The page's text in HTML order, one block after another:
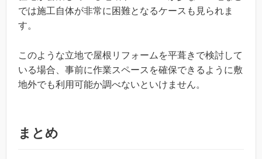
では施工自体が非常に困難となるケースも見られま
す。
このような立地で屋根リフォームを平葺きで検討して
いる場合、事前に作業スペースを確保できるように敷
地外でも利用可能か調べないといけません。
まとめ